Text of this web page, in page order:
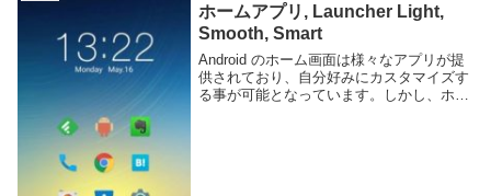
ホームアプリ, Launcher Light,
Smooth, Smart
Android のホーム画面は様々なアプリが提
供されており、自分好みにカスタマイズす
る事が可能となっています。しかし、ホー